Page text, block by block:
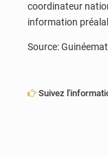
coordinateur
information
Source:
Suivez